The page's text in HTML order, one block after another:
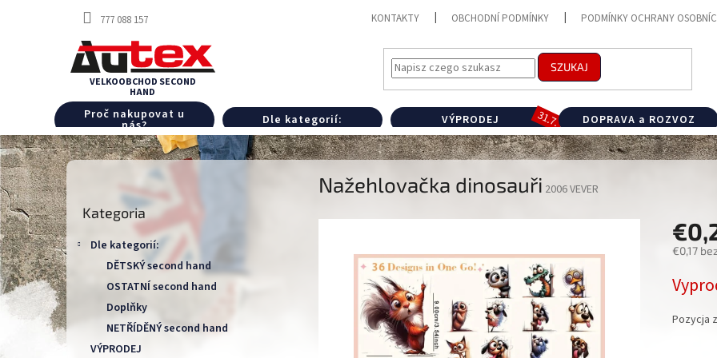
777 088 157 KONTAKTY OBCHODNÍ PODMÍNKY PODMÍNKY OCHRANY
SZUKAJ
Proč nakupovat u
nás? Dle kategorií: VÝPRODEJ DOPRAVA a ROZVOZ
P
a
s
e
k
b
o
c
z
n
y
kategorie
Kategoria
Dle kategorií:
DĚTSKÝ second hand
OSTATNÍ second hand
Doplňky
NETŘÍDĚNÝ second hand
VÝPRODEJ
Nažehlovačka dinosauři 2006 VEVER
€0,17
Pozycja